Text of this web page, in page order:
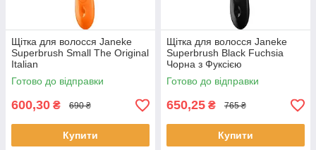
Щітка для волосся Janeke
Superbrush Small The Original
Italian
Готово до відправки
600,30 ₴ 690 ₴
Купити
Щітка для волосся Janeke
Superbrush Black Fuchsia
Чорна з Фуксією
Готово до відправки
650,25 ₴ 765 ₴
Купити